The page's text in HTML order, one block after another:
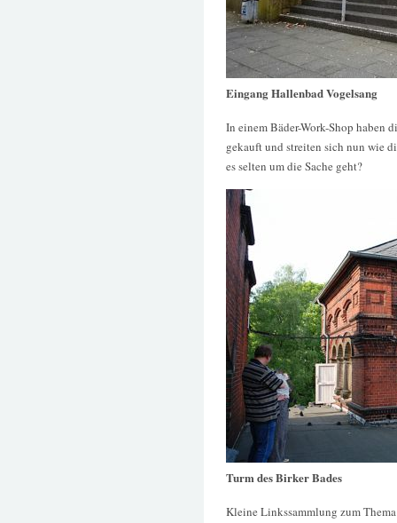
Eingang Hallenbad Vogelsang
In einem Bäder-Work-Shop haben
gekauft und streiten sich nun wie
es selten um die Sache geht?
Turm des Birker Bades
Kleine Linkssammlung zum